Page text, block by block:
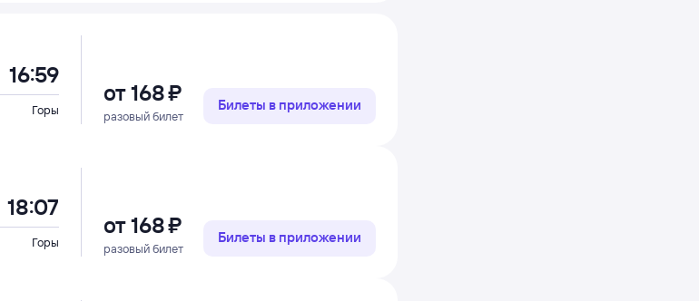
16:59
Горы
от168 ⁠₽
разовый билет
Билеты в приложении
18:07
Горы
от168 ⁠₽
разовый билет
Билеты в приложении